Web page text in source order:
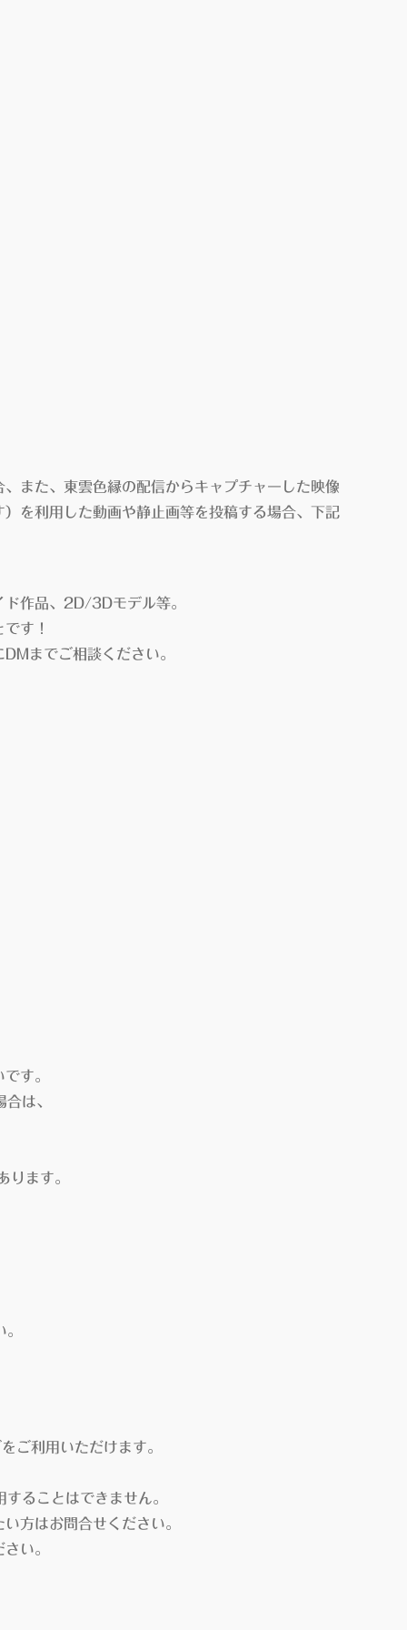
また、東雲色縁の配信からキャプチャーした映像
を利用した動画や静止画等を投稿する場合、下記
作品、2D/3Dモデル等。
す！
までご相談ください。
す。
は、
ます。
ご利用いただけます。
ることはできません。
方はお問合せください。
い。